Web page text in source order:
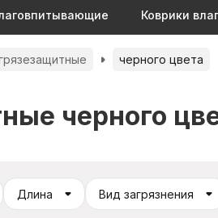
Коврики
черного цвета
черного
Длина Вид загрязнения